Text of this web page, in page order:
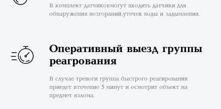
В комплект датчиков могут входить датчики для
обнаружения возгораний, утечек воды и задымления.
Оперативный выезд группы
реагрования
В случае тревоги группа быстрого реагирования
приедет в течение 5 минут и осмотрит объект на
предмет взлома.